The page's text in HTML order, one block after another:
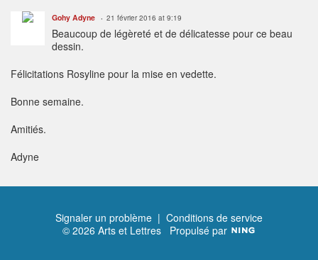
Gohy Adyne 21 février 2016 at 9:19
Beaucoup de légèreté et de délicatesse pour ce beau
dessin.
Félicitations Rosyline pour la mise en vedette.
Bonne semaine.
Amitiés.
Adyne
Signaler un problème | Conditions de service
© 2026 Arts et Lettres Propulsé par